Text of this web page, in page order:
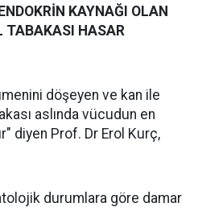
KAYNAĞI OLAN
TABAKASI HASAR
döşeyen ve kan ile
aslında vücudun en
diyen Prof. Dr Erol Kurç,
durumlara göre damar